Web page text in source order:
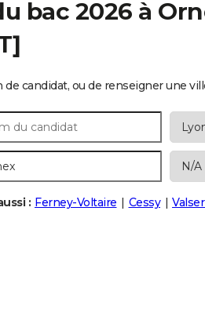
bac 2026 à
candidat, ou de renseigner une
: Ferney-Voltaire Cessy